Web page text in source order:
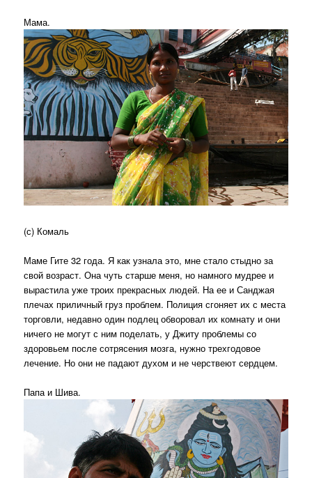
Мама.
(с) Комаль
Маме Гите 32 года. Я как узнала это, мне стало стыдно за
свой возраст. Она чуть старше меня, но намного мудрее и
вырастила уже троих прекрасных людей. На ее и Санджая
плечах приличный груз проблем. Полиция сгоняет их с места
торговли, недавно один подлец обворовал их комнату и они
ничего не могут с ним поделать, у Джиту проблемы со
здоровьем после сотрясения мозга, нужно трехгодовое
лечение. Но они не падают духом и не черствеют сердцем.
Папа и Шива.